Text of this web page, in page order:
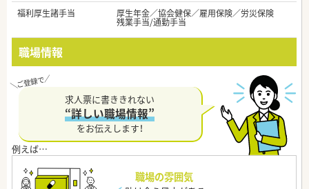
福利厚生諸手当
厚生年金／協会健保／雇用保険／労災保険
残業手当/通勤手当
職場情報
求人票に書ききれない
“詳しい職場情報”
をお伝えします！
職場の雰囲気